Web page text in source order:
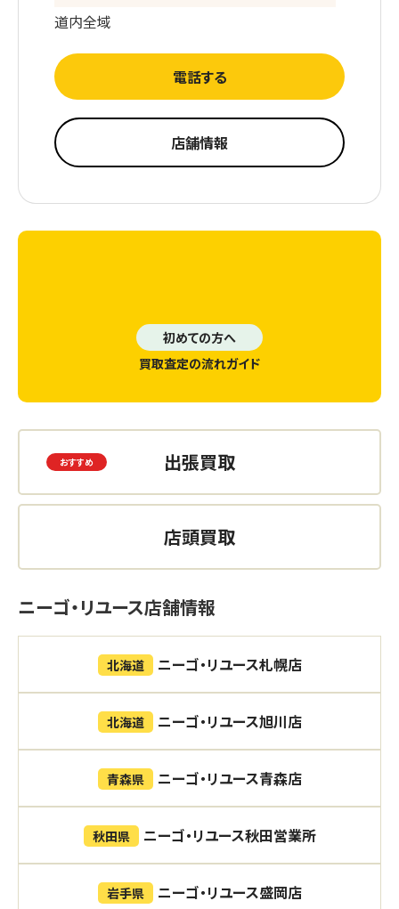
道内全域
電話する
店舗情報
初めての方へ
買取査定の流れガイド
出張買取
店頭買取
ニーゴ・リユース店舗情報
北海道 ニーゴ・リユース札幌店
北海道 ニーゴ・リユース旭川店
青森県 ニーゴ・リユース青森店
秋田県 ニーゴ・リユース秋田営業所
岩手県 ニーゴ・リユース盛岡店